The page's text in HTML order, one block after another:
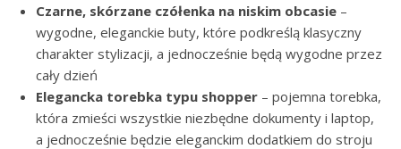
Czarne, skórzane czółenka na niskim obcasie –
wygodne, eleganckie buty, które podkreślą klasyczny
charakter stylizacji, a jednocześnie będą wygodne przez
cały dzień
Elegancka torebka typu shopper – pojemna torebka,
która zmieści wszystkie niezbędne dokumenty i laptop,
a jednocześnie będzie eleganckim dodatkiem do stroju